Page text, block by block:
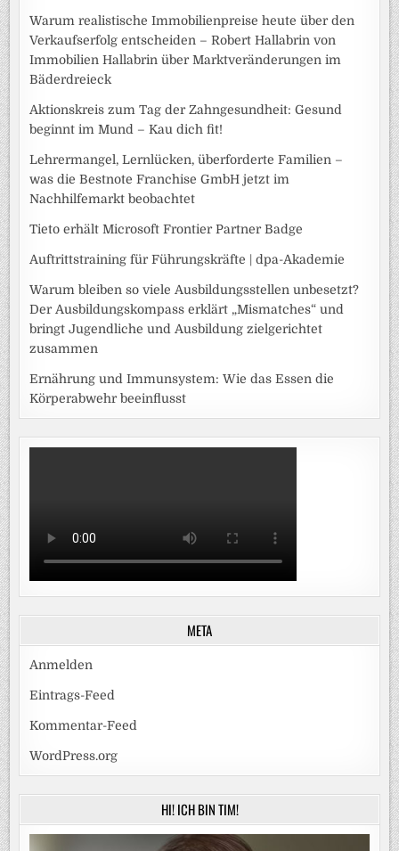
Warum realistische Immobilienpreise heute über den
Verkaufserfolg entscheiden – Robert Hallabrin von
Immobilien Hallabrin über Marktveränderungen im
Bäderdreieck
Aktionskreis zum Tag der Zahngesundheit: Gesund
beginnt im Mund – Kau dich fit!
Lehrermangel, Lernlücken, überforderte Familien –
was die Bestnote Franchise GmbH jetzt im
Nachhilfemarkt beobachtet
Tieto erhält Microsoft Frontier Partner Badge
Auftrittstraining für Führungskräfte | dpa-Akademie
Warum bleiben so viele Ausbildungsstellen unbesetzt?
Der Ausbildungskompass erklärt „Mismatches“ und
bringt Jugendliche und Ausbildung zielgerichtet
zusammen
Ernährung und Immunsystem: Wie das Essen die
Körperabwehr beeinflusst
META
Anmelden
Eintrags-Feed
Kommentar-Feed
WordPress.org
HI! ICH BIN TIM!